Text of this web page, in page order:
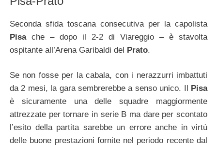
Seconda sfida toscana consecutiva per la capolista
Pisache – dopo il 2-2 di Viareggio – è stavolta
ospitante all’Arena Garibaldi del Prato.
Se non fosse per la cabala, con i nerazzurri imbattuti
da 2 mesi, la gara sembrerebbe a senso unico. Il
Pisa
è sicuramente una delle squadre maggiormente
attrezzate per tornare in serie B ma dare per scontato
l’esito della partita sarebbe un errore anche in virtù
delle buone prestazioni fornite nel periodo recente dal